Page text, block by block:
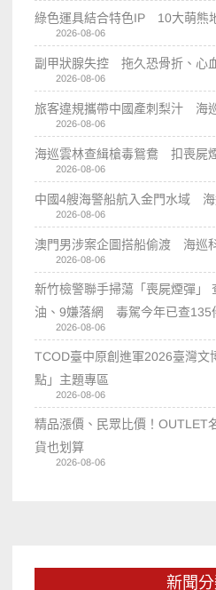
綠色運具結合特色IP 10大萌熊
2026-08-06
副甲狀腺失控 拖久恐骨折、心
2026-08-06
旅客違規攜帶中國產刺梨汁 海
2026-08-06
海巡雲林查緝槍毒鴛鴦 扣喪屍
2026-08-06
中國4艘海警船航入金門水域
2026-08-06
澳門男涉案企圖搭船偷渡 海巡
2026-08-06
新竹檢警聯手掃蕩「喪屍煙彈」
油、9嫌落網 毒駕今年已查135
2026-08-06
TCOD臺中原創進軍2026臺灣文
點」主題專區
2026-08-06
精品漲價、民眾比價！OUTLET
貨也划算
2026-08-06
新聞